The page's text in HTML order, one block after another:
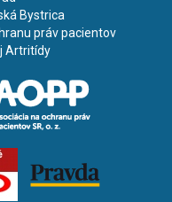
Bystrica
práv pacientov
Artritídy